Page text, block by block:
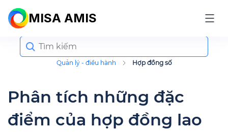
MISA AMIS
Quản lý - điều hành Hợp đồng số
Search
for:
Phân tích những đặc
điểm của hợp đồng lao